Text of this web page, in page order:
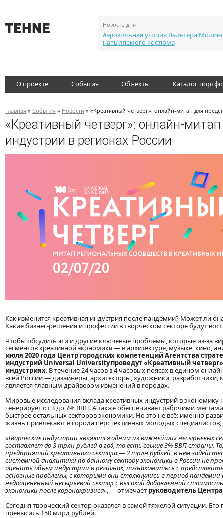
Новость дня
Аэрозольная утопия Вальтера
напыляемого костюма
О проекте События Объекты Каталог
Главная » События » Новости » «Креативный четверг»: онлайн-митап для
«Креативный четверг»: онлайн-
индустрии в регионах России
Как изменится креативная индустрия после пандемии? Может ли
Какие бизнес-решения и профессии в творческом секторе будут
Чтобы обсудить эти и другие ключевые проблемы, которые из-за
сегментов креативной экономики — в архитектуре, музыке, кино,
июля 2020 года Центр городских компетенций Агентства
индустрий Universal University проведут «Креативный
индустриях. В течение 24 часов в 4 часовых поясах в едином
всей России — дизайнеры, архитекторы, художники, разработчики,
является главным драйвером изменений в городах.
Мировые исследования вклада креативных индустрий в экономику
генерирует от 3 до 7% ВВП. А также обеспечивает рабочими
быстрее остальных секторов экономики. Но это не всё: именно
жизнь привлекают в города перспективных молодых
«Творческие индустрии являются одним из важнейших несырьевых
составляет до 3 трлн рублей в год, то есть свыше 3% ВВП страны.
предприятий креативного сектора — 2 трлн рублей, в нем
системной аналитики по данному сектору экономики в России не
оценить объем индустрии в регионах, познакомиться с
основные проблемы, с которыми они столкнулись в период
недооцененный несырьевой сектор с высокой добавленной
экономики после коронакризиса», — отмечает руководитель
Сегодня творческий сектор оказался в самой тяжелой ситуации.
превысить 150 млрд рублей.